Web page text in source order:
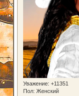
Уважение: +11351
Пол: Женский